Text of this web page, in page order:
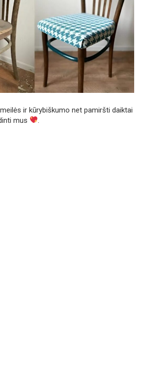
ir kūrybiškumo net pamiršti daiktai
mus
.